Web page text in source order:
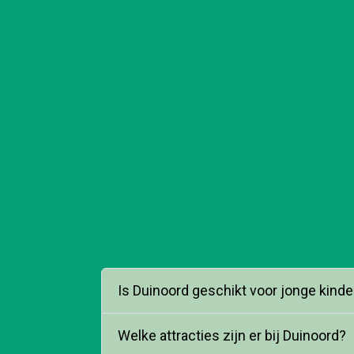
Is Duinoord geschikt voor jonge
Welke attracties zijn er bij Duinoord?